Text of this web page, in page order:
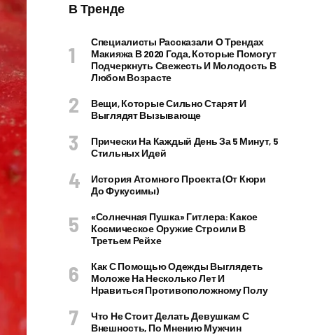
В Тренде
Специалисты Рассказали О Трендах
Макияжа В 2020 Года, Которые Помогут
Подчеркнуть Свежесть И Молодость В
Любом Возрасте
Вещи, Которые Сильно Старят И
Выглядят Вызывающе
Прически На Каждый День За 5 Минут, 5
Стильных Идей
История Атомного Проекта (от Кюри
До Фукусимы)
«Солнечная Пушка» Гитлера: Какое
Космическое Оружие Строили В
Третьем Рейхе
Как С Помощью Одежды Выглядеть
Моложе На Несколько Лет И
Нравиться Противоположному Полу
Что Не Стоит Делать Девушкам С
Внешность, По Мнению Мужчин